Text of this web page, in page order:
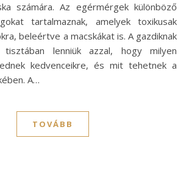
számára. Az egérmérgek különböző
tartalmaznak, amelyek toxikusak
beleértve a macskákat is. A gazdiknak
lenniük azzal, hogy milyen
kedvenceikre, és mit tehetnek a
A…
TOVÁBB